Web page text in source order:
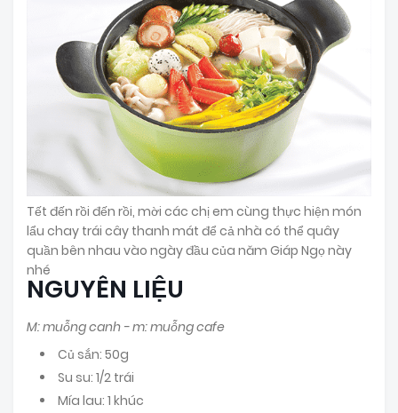
Tết đến rồi đến rồi, mời các chị em cùng thực hiện món
lẩu chay trái cây thanh mát để cả nhà có thể quây
quần bên nhau vào ngày đầu của năm Giáp Ngọ này
nhé
NGUYÊN LIỆU
M: muỗng canh - m: muỗng cafe
Củ sắn: 50g
Su su: 1/2 trái
Mía lau: 1 khúc